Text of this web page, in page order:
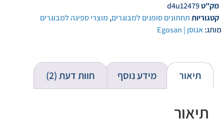
מק"טd4u12479
קטגוריותתחתונים סופגים למבוגרים,מוצרי ספיגה למבוגרים
מותג:אגוסן | Egosan
תיאור מידע נוסף חוות דעת (2)
תיאור